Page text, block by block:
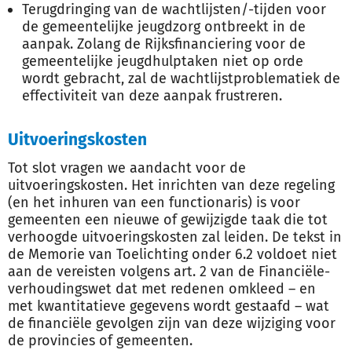
Terugdringing van de wachtlijsten/-tijden voor
de gemeentelijke jeugdzorg ontbreekt in de
aanpak. Zolang de Rijksfinanciering voor de
gemeentelijke jeugdhulptaken niet op orde
wordt gebracht, zal de wachtlijstproblematiek de
effectiviteit van deze aanpak frustreren.
Uitvoeringskosten
Tot slot vragen we aandacht voor de
uitvoeringskosten. Het inrichten van deze regeling
(en het inhuren van een functionaris) is voor
gemeenten een nieuwe of gewijzigde taak die tot
verhoogde uitvoeringskosten zal leiden. De tekst in
de Memorie van Toelichting onder 6.2 voldoet niet
aan de vereisten volgens art. 2 van de Financiële-
verhoudingswet dat met redenen omkleed – en
met kwantitatieve gegevens wordt gestaafd – wat
de financiële gevolgen zijn van deze wijziging voor
de provincies of gemeenten.